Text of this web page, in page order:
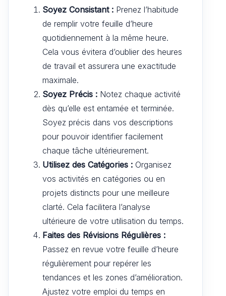
Soyez Consistant : Prenez l’habitude
de remplir votre feuille d’heure
quotidiennement à la même heure.
Cela vous évitera d’oublier des heures
de travail et assurera une exactitude
maximale.
Soyez Précis : Notez chaque activité
dès qu’elle est entamée et terminée.
Soyez précis dans vos descriptions
pour pouvoir identifier facilement
chaque tâche ultérieurement.
Utilisez des Catégories : Organisez
vos activités en catégories ou en
projets distincts pour une meilleure
clarté. Cela facilitera l’analyse
ultérieure de votre utilisation du temps.
Faites des Révisions Régulières :
Passez en revue votre feuille d’heure
régulièrement pour repérer les
tendances et les zones d’amélioration.
Ajustez votre emploi du temps en